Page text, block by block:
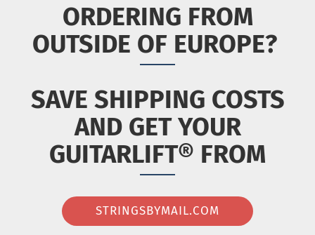
ORDERING FROM
OUTSIDE OF EUROPE?
SAVE SHIPPING COSTS
AND GET YOUR
GUITARLIFT® FROM
STRINGSBYMAIL.COM